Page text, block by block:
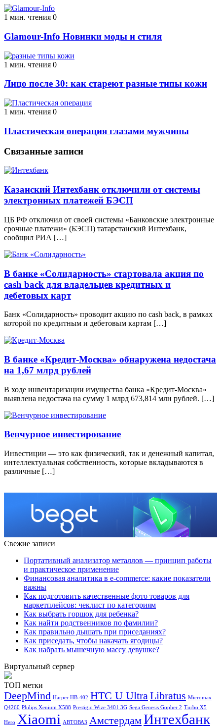
1 мин. чтения 0
Glamour-Info Новинки моды и стиля
1 мин. чтения 0
Лицо после 30: как стареют разные типы кожи
1 мин. чтения 0
Пластическая операция глазами мужчины
Связанные записи
Казанский Интехбанк отключили от системы
электронных платежей БЭСП
ЦБ РФ отключил от своей системы «Банковские электронные
срочные платежи» (БЭСП) татарстанский Интехбанк,
сообщил РИА […]
В банке «Солидарность» стартовала акция по
cash back для владельцев кредитных и
дебетовых карт
Банк «Солидарность» проводит акцию по cash back, в рамках
которой по кредитным и дебетовым картам […]
В банке «Кредит-Москва» обнаружена недостача
на 1,67 млрд рублей
В ходе инвентаризации имущества банка «Кредит-Москва»
выявлена недостача на сумму 1 млрд 673,814 млн рублей. […]
Венчурное инвестирование
Инвестиции — это как физический, так и денежный капитал,
интеллектуальная собственность, которые вкладываются в
различные […]
Свежие записи
Портативный анализатор металлов — принцип работы
и практическое применение
Финансовая аналитика в e-commerce: какие показатели
важны
Как подготовить качественные фото товаров для
маркетплейсов: чеклист по категориям
Как выбрать горшок для ребенка?
Как найти родственников по фамилии?
Как правильно дышать при приседаниях?
Как приседать, чтобы накачать ягодицы?
Как набрать мышечную массу девушке?
Виртуальный сервер
ТОП метки
DeepMind Harper HB-402 HTC U UltraLibratus Micromax
Q4260 Philips Xenium X588 Prestigio Wize 3401 3G Sega Genesis Gopher 2 Turbo X5
Hero Xiaomi АВТОВАЗ АмстердамИнтехбанк